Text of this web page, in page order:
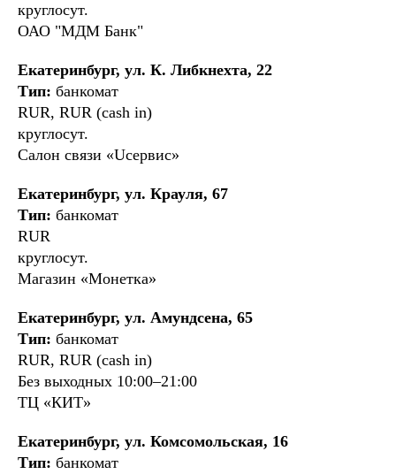
круглосут.
ОАО "МДМ Банк"
Екатеринбург, ул. К. Либкнехта, 22
Тип: банкомат
RUR, RUR (cash in)
круглосут.
Салон связи «Uсервис»
Екатеринбург, ул. Крауля, 67
Тип: банкомат
RUR
круглосут.
Магазин «Монетка»
Екатеринбург, ул. Амундсена, 65
Тип: банкомат
RUR, RUR (cash in)
Без выходных 10:00–21:00
ТЦ «КИТ»
Екатеринбург, ул. Комсомольская, 16
Тип: банкомат